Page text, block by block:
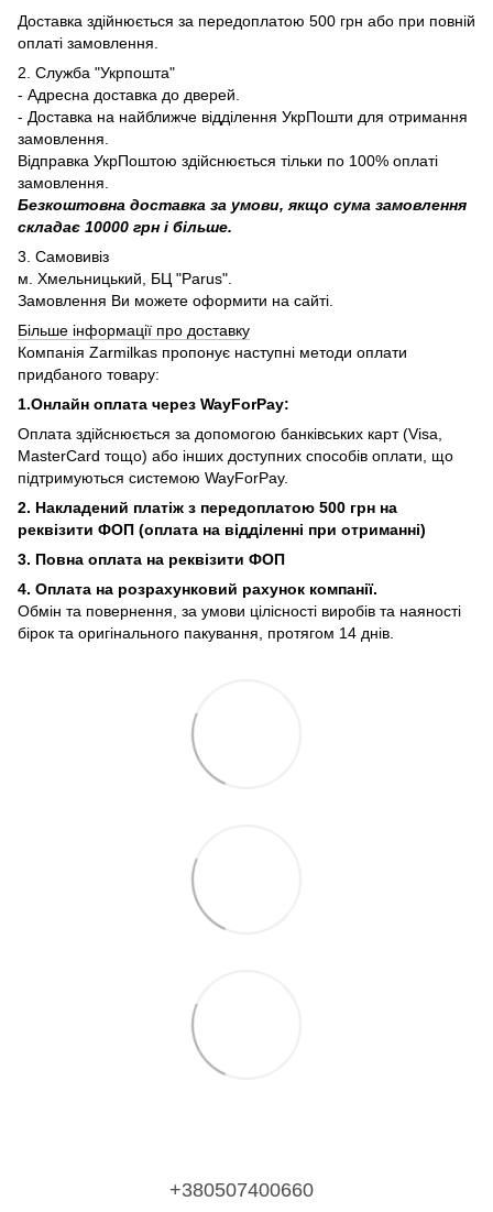
Доставка здійнюється за передоплатою 500 грн або при повній
оплаті замовлення.
2. Служба "Укрпошта"
- Адресна доставка до дверей.
- Доставка на найближче відділення УкрПошти для отримання
замовлення.
Відправка УкрПоштою здійснюється тільки по 100% оплаті
замовлення.
Безкоштовна доставка за умови, якщо сума замовлення
складає 10000 грн і більше.
3. Самовивіз
м. Хмельницький, БЦ "Parus".
Замовлення Ви можете оформити на сайті.
Більше інформації про доставку
Компанія Zarmilkas пропонує наступні методи оплати
придбаного товару:
1.Онлайн оплата через WayForPay:
Оплата здійснюється за допомогою банківських карт (Visa,
MasterCard тощо) або інших доступних способів оплати, що
підтримуються системою WayForPay.
2. Накладений платіж з передоплатою 500 грн на
реквізити ФОП (оплата на відділенні при отриманні)
3. Повна оплата на реквізити ФОП
4. Оплата на розрахунковий рахунок компанії.
Обмін та повернення, за умови цілісності виробів та наяності
бірок та оригінального пакування, протягом 14 днів.
+380507400660